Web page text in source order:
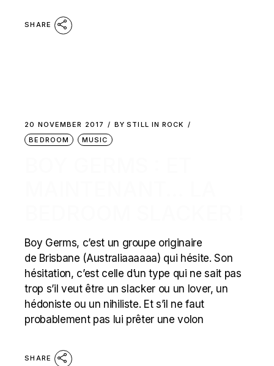
SHARE
20 NOVEMBER 2017 BY STILL IN ROCK
BEDROOM
MUSIC
Boy Germs, c’est un groupe originaire
de Brisbane (Australiaaaaaa) qui hésite. Son
hésitation, c’est celle d’un type qui ne sait pas
trop s’il veut être un slacker ou un lover, un
hédoniste ou un nihiliste. Et s’il ne faut
probablement pas lui prêter une volon
SHARE